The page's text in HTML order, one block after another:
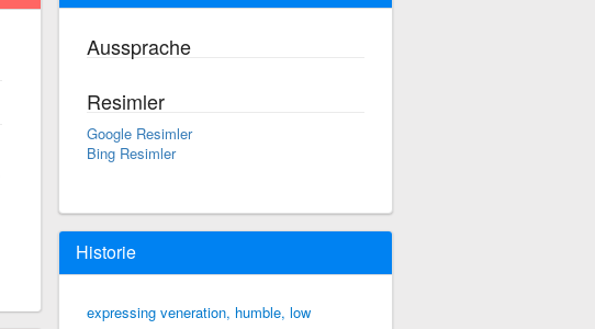
Aussprache
Resimler
Google Resimler
Bing Resimler
Historie
expressing veneration, humble, low